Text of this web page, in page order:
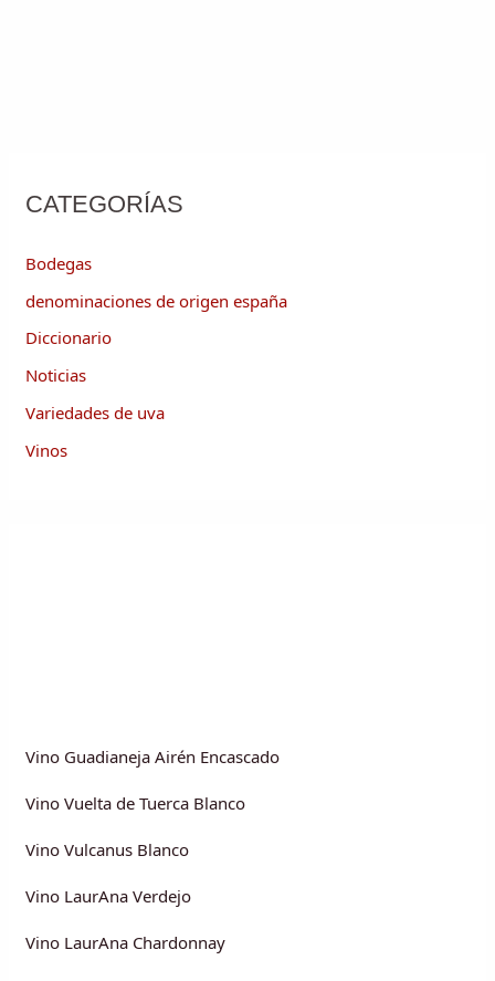
CATEGORÍAS
Bodegas
denominaciones de origen españa
Diccionario
Noticias
Variedades de uva
Vinos
Vino Guadianeja Airén Encascado
Vino Vuelta de Tuerca Blanco
Vino Vulcanus Blanco
Vino LaurAna Verdejo
Vino LaurAna Chardonnay